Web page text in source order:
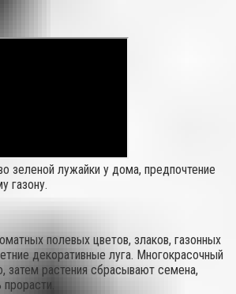
зеленой лужайки у дома, предпочтение
газону.
полевых цветов, злаков, газонных
декоративные луга. Многокрасочный
затем растения сбрасывают семена,
прорасти.